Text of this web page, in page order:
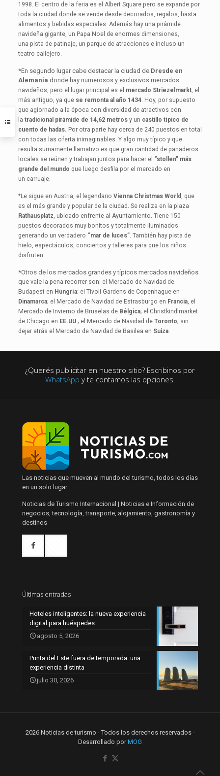
1998. El centro de la feria es el Albert Square pero se expande por
toda la ciudad donde se vende desde decorados, regalos, hasta
alimentos y bebidas especiales. Además hay una pirámide
navideña gigante, un Papa Noel de enormes dimensiones,
una pista de patinaje, un parque de atracciones e incluso un
teatro callejero.
*En segundo lugar cabe destacar la ciudad de Dresde en
Alemania donde hay numerosos y exclusivos mercados
navideños, pero el lugar principal es el mercado Striezelmarkt, el
más antiguo, ya que se remonta al año 1434. Hoy, por supuesto
que agiornado a la época con diversidad de atractivos con
la tradicional pirámide de 14,62 metrosy un castillo típico de
cuento de hadas. Por otra parte hay cerca de 240 puestos en total
con todas las oferta inimaginables. Y algo muy típico y que
resulta sumamente llamativo es que gran cantidad de panaderos
locales se reúnen y trabajan juntos para hacer el “stollen” más
grande del mundo que luego desfila por el mercado en
un carruaje.
*Le sigue en Austria, el legendario Vienna Christmas World , que
es el más grande y popular de la ciudad. Se realiza en la plaza
Rathausplatz, ubicado enfrente al Ayuntamiento. Tiene 150
puestos decorados muy bonitos y totalmente iluminados
generando un verdadero “mar de luces”. También hay pista de
hielo, espectáculos, conciertos y talleres para que los niños
disfruten.
*Otros de los mercados grandes y típicos mercados navideños
que vale la pena recorrer son: el Mercado de Navidad de
Budapest en Hungría; el Tivoli Gardens de Copenhague en
Dinamarca; el Mercado de Navidad de Estrasburgo en Francia, el
Mercado de Invierno de Bruselas de Bélgica; el Christkindlmarket
de Chicago en EE.UU.; el Mercado de Navidad de Toronto; sin
dejar atrás el Mercado de Navidad de Basilea en Suiza.
¿Querés publicitar en nuestro sitio? Escribinos por
WhatsApp y te contamos las opciones.
Las noticias que mueven al mundo del turismo, todos los días
en un solo lugar
Noticias de Turismo Internacional | Noticias e Información de
negocios, tecnología, transporte, alojamiento, gastronomía y
destinos
Últimas entradas
Hoteles inteligentes: la nueva experiencia
digital para huéspedes
agosto 5, 2026
Punta del Este fuera de temporada: una
experiencia distinta
julio 30, 2026
2026 Noticias de turismo - Todos los derechos reservados -
Desarrollado porMOG